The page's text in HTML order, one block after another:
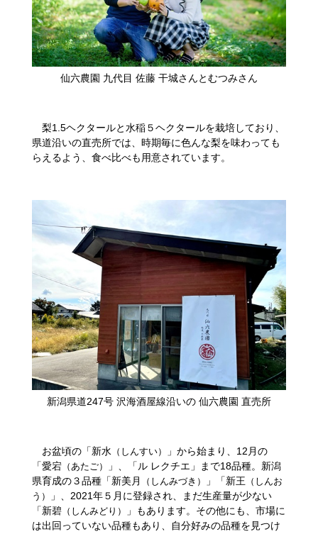
​仙六農園 九代目 佐藤 干城さんとむつみさん
梨1.5ヘクタールと水稲５ヘクタールを栽培しており、
県道沿いの直売所では、時期毎に色んな梨を味わっても
らえるよう、食べ比べも用意されています。
​新潟県道247号 沢海酒屋線沿いの 仙六農園 直売所
お盆頃の「新水 （しんすい）
」から始まり、12月の
「愛宕 （あたご）
」、「ル レクチエ」まで18品種。新潟
県育成の３品種「新美月
（しんみづき） 」「新王 （しんお
う）
」、2021年５月に登録され、まだ生産量が少ない
「新碧 （しんみどり）
」もあります。その他にも、市場に
は出回っていない品種もあり、自分好みの品種を見つけ